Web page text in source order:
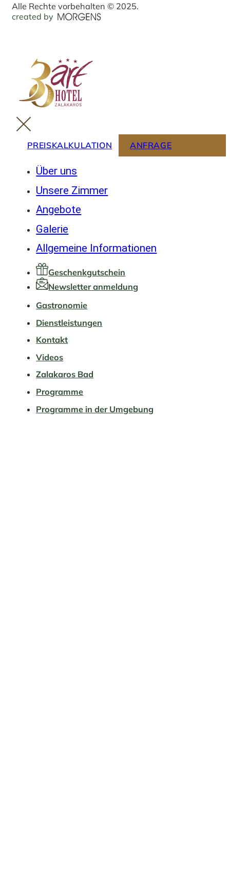
Alle Rechte vorbehalten © 2025.
created by
Über uns
Unsere Zimmer
Angebote
Galerie
Allgemeine Informationen
Geschenkgutschein
Newsletter anmeldung
Gastronomie
Dienstleistungen
Kontakt
Videos
Zalakaros Bad
Programme
Programme in der Umgebung
PREISKALKULATION ANFRAGE